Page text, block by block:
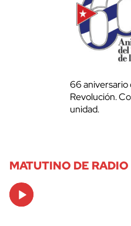
66 aniversario
Revolución.
unidad.
MATUTINO DE
Audio
Player